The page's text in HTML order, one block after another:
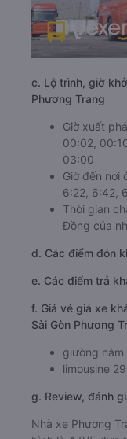
c. Lộ trình, giờ
Phương Trang
Giờ xuất
00:02,
03:00
Giờ đến nơi
6:22, 6:42,
Thời gian
Đồng của
d. Các điểm đón
e. Các điểm trả
f. Giá vé giá xe
Sài Gòn Phương
giường
limousine
g. Review, đánh
Nhà xe Phương